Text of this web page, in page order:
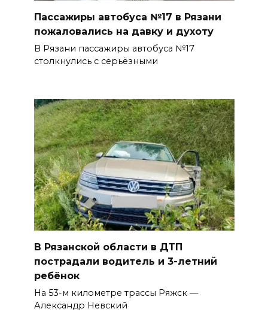
Пассажиры автобуса №17 в Рязани
пожаловались на давку и духоту
В Рязани пассажиры автобуса №17
столкнулись с серьёзными
В Рязанской области в ДТП
пострадали водитель и 3-летний
ребёнок
На 53-м километре трассы Ряжск —
Александр Невский